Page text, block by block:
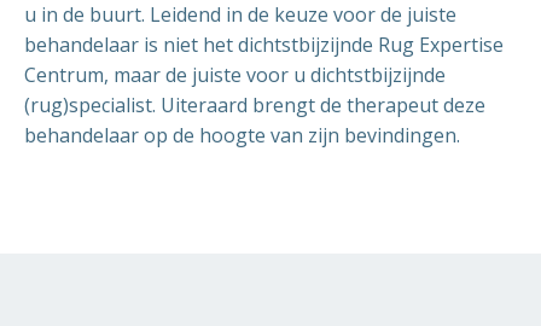
u in de buurt. Leidend in de keuze voor de juiste
behandelaar is niet het dichtstbijzijnde Rug Expertise
Centrum, maar de juiste voor u dichtstbijzijnde
(rug)specialist. Uiteraard brengt de therapeut deze
behandelaar op de hoogte van zijn bevindingen.